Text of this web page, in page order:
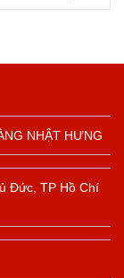
NHẬT HƯNG
Đức, TP Hồ Chí